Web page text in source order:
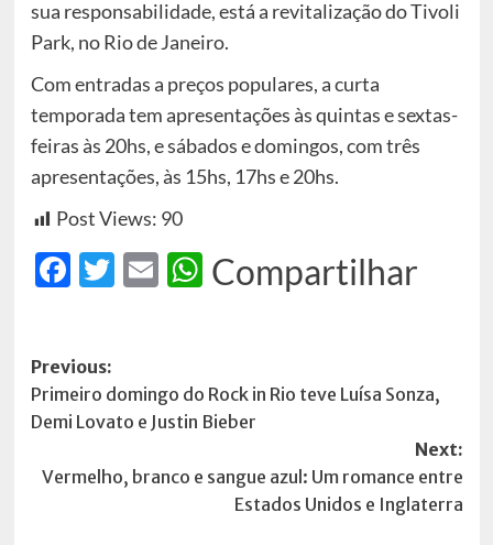
sua responsabilidade, está a revitalização do Tivoli
Park, no Rio de Janeiro.
Com entradas a preços populares, a curta
temporada tem apresentações às quintas e sextas-
feiras às 20hs, e sábados e domingos, com três
apresentações, às 15hs, 17hs e 20hs.
Post Views: 90
Facebook
Twitter
EmailWhatsApp
Compartilhar
Post
navigation
Previous:
Primeiro domingo do Rock in Rio teve Luísa Sonza,
Demi Lovato e Justin Bieber
Next:
Vermelho, branco e sangue azul: Um romance entre
Estados Unidos e Inglaterra